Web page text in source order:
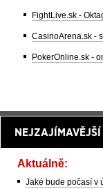
FightLive.sk -
CasinoArena.sk -
PokerOnline.sk -
Aktuálně:
Jaké bude počasí v